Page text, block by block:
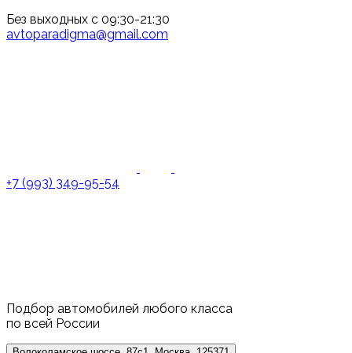
Без выходных с 09:30-21:30
avtoparadigma@gmail.com
+7 (993) 349-95-54
Подбор автомобилей любого класса
по всей России